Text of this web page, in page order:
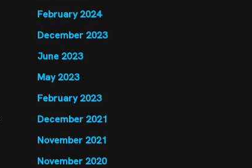
February 2024
December 2023
June 2023
May 2023
February 2023
December 2021
November 2021
November 2020